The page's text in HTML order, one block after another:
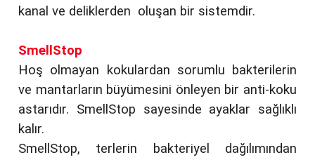
kanal ve deliklerden oluşan bir sistemdir.
SmellStop
Hoş olmayan kokulardan sorumlu bakterilerin
ve mantarların büyümesini önleyen bir anti-koku
astarıdır. SmellStop sayesinde ayaklar sağlıklı
kalır.
SmellStop, terlerin bakteriyel dağılımından